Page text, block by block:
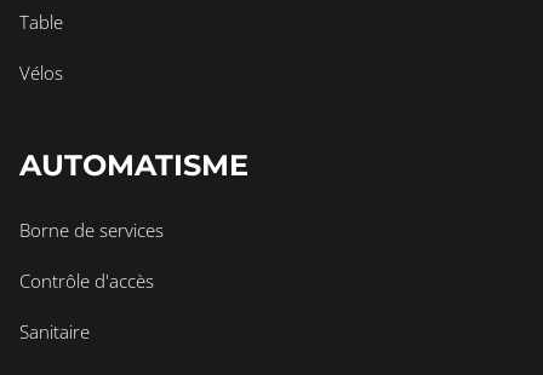
Table
Vélos
AUTOMATISME
Borne de services
Contrôle d'accès
Sanitaire